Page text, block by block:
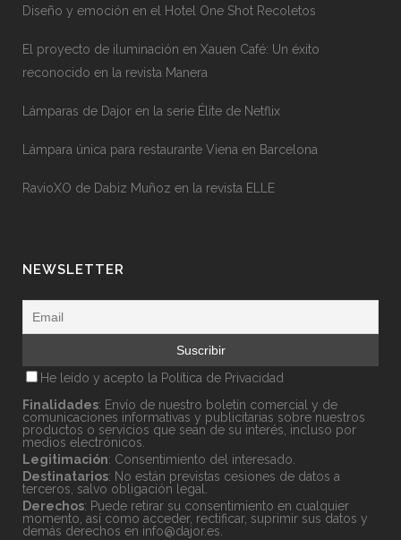
Diseño y emoción en el Hotel One Shot Recoletos
El proyecto de iluminación en Xauen Café: Un éxito
reconocido en la revista Manera
Lámparas de Dajor en la serie Élite de Netflix
Lámpara única para restaurante Viena en Barcelona
RavioXO de Dabiz Muñoz en la revista ELLE
NEWSLETTER
He leído y acepto la Política de Privacidad
Finalidades: Envío de nuestro boletín comercial y de
comunicaciones informativas y publicitarias sobre nuestros
productos o servicios que sean de su interés, incluso por
medios electrónicos.
Legitimación: Consentimiento del interesado.
Destinatarios: No están previstas cesiones de datos a
terceros, salvo obligación legal.
Derechos: Puede retirar su consentimiento en cualquier
momento, así como acceder, rectificar, suprimir sus datos y
demás derechos en info@dajor.es